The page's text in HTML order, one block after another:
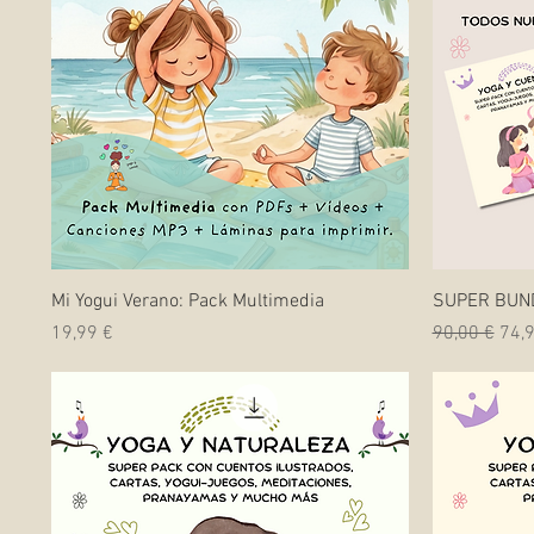
Vista rápida
Mi Yogui Verano: Pack Multimedia
Precio
19,99 €
SUPER
Precio
90,00 €